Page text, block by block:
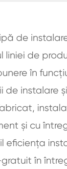
de
liniei de
în
de instalare
și cu
eficiența
în